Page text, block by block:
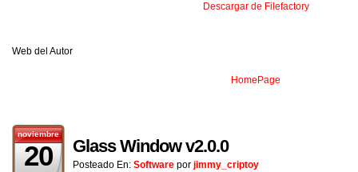
Descargar de Filefactory
Web del Autor
HomePage
noviembre
20 Glass Window v2.0.0
Posteado En: Software por jimmy_criptoy